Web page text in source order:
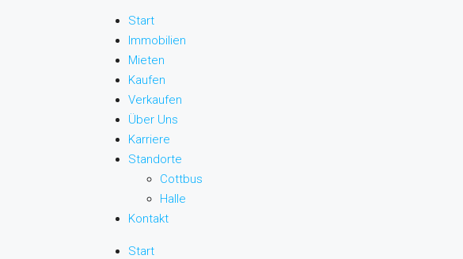
Start
Immobilien
Mieten
Kaufen
Verkaufen
Über Uns
Karriere
Standorte
Cottbus
Halle
Kontakt
Start